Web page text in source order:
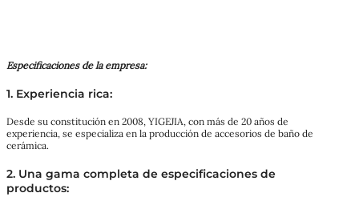
Especificaciones de la empresa:
1. Experiencia rica:
Desde su constitución en 2008, YIGEJIA, con más de 20 años de
experiencia, se especializa en la producción de accesorios de baño de
cerámica.
2. Una gama completa de especificaciones de
productos: